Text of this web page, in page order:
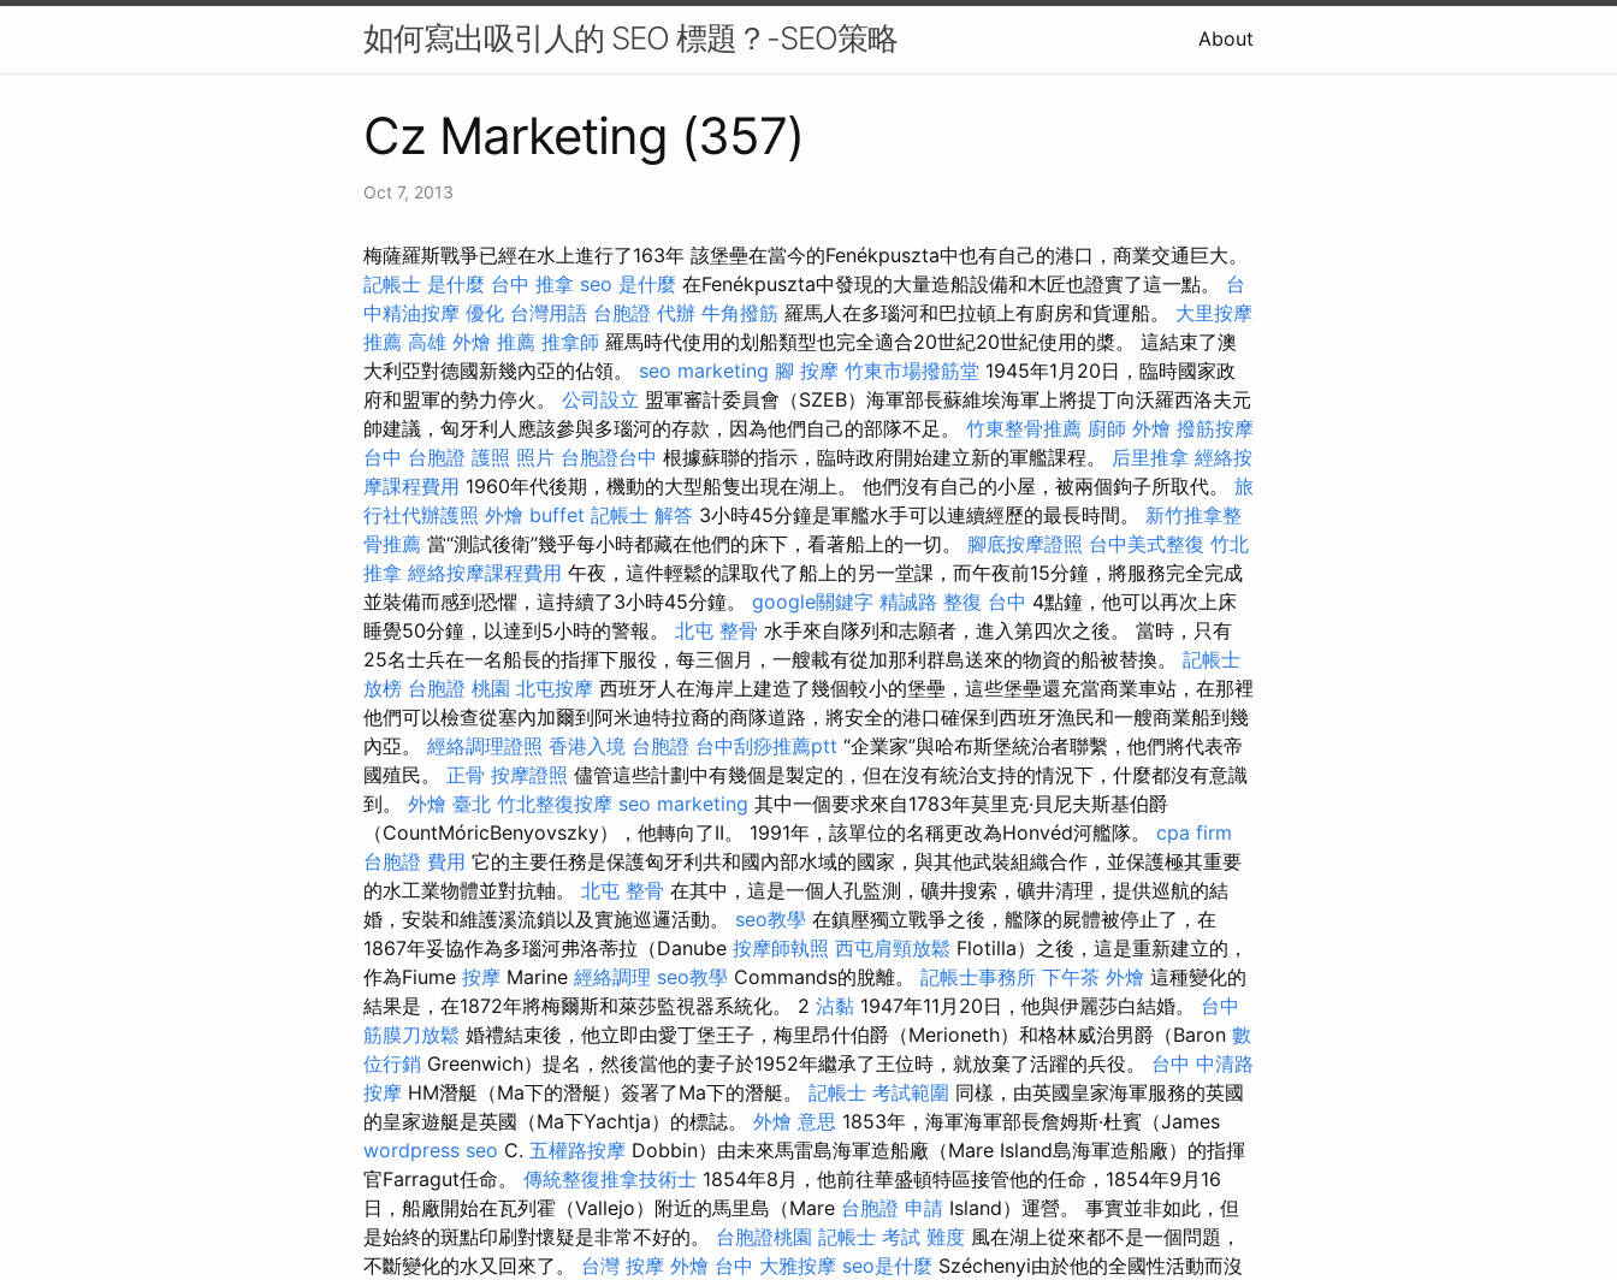
如何寫出吸引人的 SEO 標題？-SEO策略 About
Cz Marketing (357)
Oct 7, 2013
梅薩羅斯戰爭已經在水上進行了163年 該堡壘在當今的Fenékpuszta中也有自己的港口，商業交通巨大。
記帳士 是什麼 台中 推拿 seo 是什麼 在Fenékpuszta中發現的大量造船設備和木匠也證實了這一點。 台
中精油按摩 優化 台灣用語 台胞證 代辦 牛角撥筋 羅馬人在多瑙河和巴拉頓上有廚房和貨運船。 大里按摩
推薦 高雄 外燴 推薦 推拿師 羅馬時代使用的划船類型也完全適合20世紀20世紀使用的槳。 這結束了澳
大利亞對德國新幾內亞的佔領。 seo marketing 腳 按摩 竹東市場撥筋堂 1945年1月20日，臨時國家政
府和盟軍的勢力停火。 公司設立 盟軍審計委員會（SZEB）海軍部長蘇維埃海軍上將提丁向沃羅西洛夫元
帥建議，匈牙利人應該參與多瑙河的存款，因為他們自己的部隊不足。 竹東整骨推薦 廚師 外燴 撥筋按摩
台中 台胞證 護照 照片 台胞證台中 根據蘇聯的指示，臨時政府開始建立新的軍艦課程。 后里推拿 經絡按
摩課程費用 1960年代後期，機動的大型船隻出現在湖上。 他們沒有自己的小屋，被兩個鉤子所取代。 旅
行社代辦護照 外燴 buffet 記帳士 解答 3小時45分鐘是軍艦水手可以連續經歷的最長時間。 新竹推拿整
骨推薦 當“測試後衛”幾乎每小時都藏在他們的床下，看著船上的一切。 腳底按摩證照 台中美式整復 竹北
推拿 經絡按摩課程費用 午夜，這件輕鬆的課取代了船上的另一堂課，而午夜前15分鐘，將服務完全完成
並裝備而感到恐懼，這持續了3小時45分鐘。 google關鍵字 精誠路 整復 台中 4點鐘，他可以再次上床
睡覺50分鐘，以達到5小時的警報。 北屯 整骨 水手來自隊列和志願者，進入第四次之後。 當時，只有
25名士兵在一名船長的指揮下服役，每三個月，一艘載有從加那利群島送來的物資的船被替換。 記帳士
放榜 台胞證 桃園 北屯按摩 西班牙人在海岸上建造了幾個較小的堡壘，這些堡壘還充當商業車站，在那裡
他們可以檢查從塞內加爾到阿米迪特拉裔的商隊道路，將安全的港口確保到西班牙漁民和一艘商業船到幾
內亞。 經絡調理證照 香港入境 台胞證 台中刮痧推薦ptt “企業家”與哈布斯堡統治者聯繫，他們將代表帝
國殖民。 正骨 按摩證照 儘管這些計劃中有幾個是製定的，但在沒有統治支持的情況下，什麼都沒有意識
到。 外燴 臺北 竹北整復按摩 seo marketing 其中一個要求來自1783年莫里克·貝尼夫斯基伯爵
（CountMóricBenyovszky），他轉向了II。 1991年，該單位的名稱更改為Honvéd河艦隊。 cpa firm
台胞證 費用 它的主要任務是保護匈牙利共和國內部水域的國家，與其他武裝組織合作，並保護極其重要
的水工業物體並對抗軸。 北屯 整骨 在其中，這是一個人孔監測，礦井搜索，礦井清理，提供巡航的結
婚，安裝和維護溪流鎖以及實施巡邏活動。 seo教學 在鎮壓獨立戰爭之後，艦隊的屍體被停止了，在
1867年妥協作為多瑙河弗洛蒂拉（Danube 按摩師執照 西屯肩頸放鬆 Flotilla）之後，這是重新建立的，
作為Fiume 按摩 Marine 經絡調理 seo教學 Commands的脫離。 記帳士事務所 下午茶 外燴 這種變化的
結果是，在1872年將梅爾斯和萊莎監視器系統化。 2 沾黏 1947年11月20日，他與伊麗莎白結婚。 台中
筋膜刀放鬆 婚禮結束後，他立即由愛丁堡王子，梅里昂什伯爵（Merioneth）和格林威治男爵（Baron 數
位行銷 Greenwich）提名，然後當他的妻子於1952年繼承了王位時，就放棄了活躍的兵役。 台中 中清路
按摩 HM潛艇（Ma下的潛艇）簽署了Ma下的潛艇。 記帳士 考試範圍 同樣，由英國皇家海軍服務的英國
的皇家遊艇是英國（Ma下Yachtja）的標誌。 外燴 意思 1853年，海軍海軍部長詹姆斯·杜賓（James
wordpress seo C. 五權路按摩 Dobbin）由未來馬雷島海軍造船廠（Mare Island島海軍造船廠）的指揮
官Farragut任命。 傳統整復推拿技術士 1854年8月，他前往華盛頓特區接管他的任命，1854年9月16
日，船廠開始在瓦列霍（Vallejo）附近的馬里島（Mare 台胞證 申請 Island）運營。 事實並非如此，但
是始終的斑點印刷對懷疑是非常不好的。 台胞證桃園 記帳士 考試 難度 風在湖上從來都不是一個問題，
不斷變化的水又回來了。 台灣 按摩 外燴 台中 大雅按摩 seo是什麼 Széchenyi由於他的全國性活動而沒